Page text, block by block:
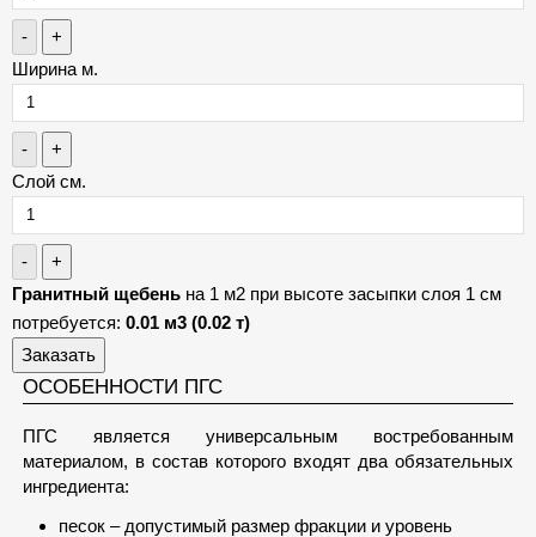
-
+
Ширина м.
-
+
Слой см.
-
+
Гранитный щебень на 1 м2 при высоте засыпки слоя 1 см
потребуется: 0.01 м3 (0.02 т)
Заказать
ОСОБЕННОСТИ ПГС
ПГС является универсальным востребованным
материалом, в состав которого входят два обязательных
ингредиента:
песок – допустимый размер фракции и уровень